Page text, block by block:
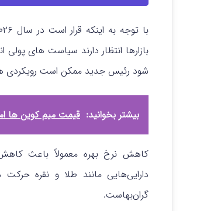
بازارها انتظار دارند سیاست‌ های
شود رئیس جدید ممکن است رویکردی
بیشتر بخوانید: قیمت میم کوین‌ ها امروز ۱۸
کاهش نرخ بهره معمولاً باعث
دارایی‌هایی مانند طلا و نقره
گران‌بهاست.